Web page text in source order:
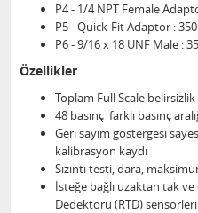
P4 - 1/4 NPT Female
P5 - Quick-Fit Adaptor :
P6 - 9/16 x 18 UNF Male :
Özellikler
Toplam Full Scale belirsizlik
48 basınç farklı basınç
Geri sayım göstergesi
kalibrasyon kaydı
Sızıntı testi, dara,
İsteğe bağlı uzaktan tak ve
Dedektörü (RTD) sensörleri